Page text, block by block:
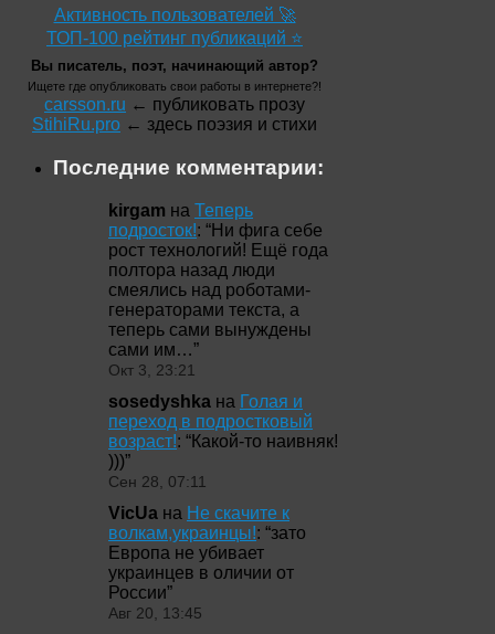
Активность пользователей 🚀
ТОП-100 рейтинг публикаций ⭐
Вы писатель, поэт, начинающий автор?
Ищете где опубликовать свои работы в интернете?!
carsson.ru ← публиковать прозу
StihiRu.pro ← здесь поэзия и стихи
Последние комментарии:
kirgam на Теперь
подросток!: “Ни фига себе
рост технологий! Ещё года
полтора назад люди
смеялись над роботами-
генераторами текста, а
теперь сами вынуждены
сами им…”
Окт 3, 23:21
sosedyshka на Голая и
переход в подростковый
возраст!: “Какой-то наивняк!
)))”
Сен 28, 07:11
VicUa на Не скачите к
волкам,украинцы!: “зато
Европа не убивает
украинцев в оличии от
России”
Авг 20, 13:45